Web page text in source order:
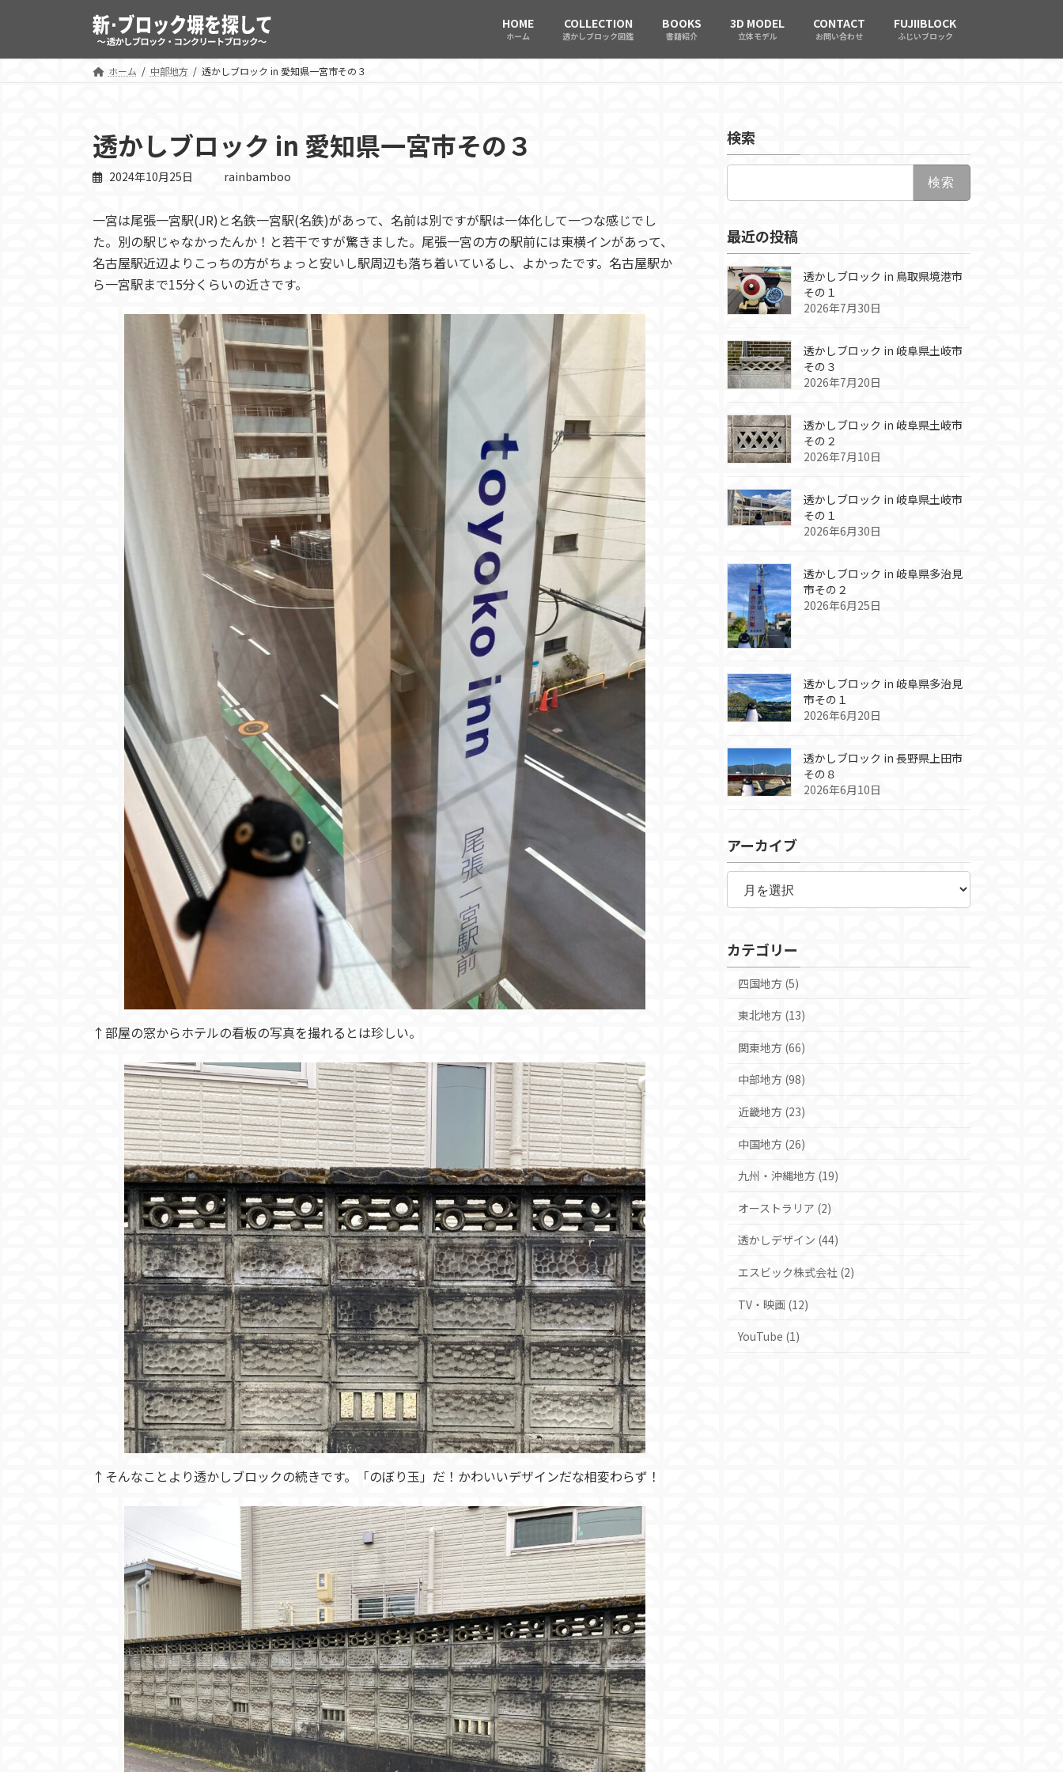
HOME
ホーム
COLLECTION
透かしブロック図鑑
BOOKS
書籍紹介
3D MODEL
立体モデル
CONTACT
お問い合わせ
FUJIIBLOCK
ふじいブロック
ホーム 中部地方 透かしブロック in 愛知県一宮市その３
透かしブロック in 愛知県一宮市その３
2024年10月25日 rainbamboo
一宮は尾張一宮駅(JR)と名鉄一宮駅(名鉄)があって、名前は別ですが駅は一体化して一つな感じでし
た。別の駅じゃなかったんか！と若干ですが驚きました。尾張一宮の方の駅前には東横インがあって、
名古屋駅近辺よりこっちの方がちょっと安いし駅周辺も落ち着いているし、よかったです。名古屋駅か
ら一宮駅まで15分くらいの近さです。
↑部屋の窓からホテルの看板の写真を撮れるとは珍しい。
↑そんなことより透かしブロックの続きです。「のぼり玉」だ！かわいいデザインだな相変わらず！
検索
検
最近の投稿
透かしブロック in 鳥取県境港市
その１
2026年7月30日
透かしブロック in 岐阜県土岐市
その３
2026年7月20日
透かしブロック in 岐阜県土岐市
その２
2026年7月10日
透かしブロック in 岐阜県土岐市
その１
2026年6月30日
透かしブロック in 岐阜県多治見
市その２
2026年6月25日
透かしブロック in 岐阜県多治見
市その１
2026年6月20日
透かしブロック in 長野県上田市
その８
2026年6月10日
アーカイブ
ア
カ
ブ
カテゴリー
四国地方 (5)
東北地方 (13)
関東地方 (66)
中部地方 (98)
近畿地方 (23)
中国地方 (26)
九州・沖縄地方 (19)
オーストラリア (2)
透かしデザイン (44)
エスビック株式会社 (2)
TV・映画 (12)
YouTube (1)